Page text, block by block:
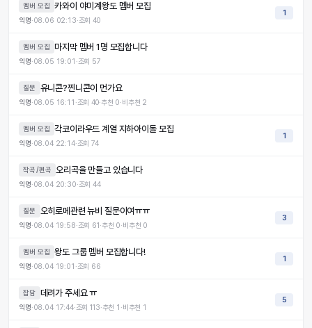
멤버 모집 카와이 야미계왕도 멤버 모집
익명·08.06 02:13·조회40
1
멤버 모집 마지막 멤버 1명 모집합니다
익명·08.05 19:01 ·조회 57
질문 유니콘?찐니콘이 먼가요
익명·08.05 16:11 ·조회40·추천 0·비추천 2
멤버 모집 각코이라우드 계열 지하아이돌 모집
익명·08.04 22:14·조회74
1
작곡/편곡 오리곡을 만들고 있습니다
익명·08.04 20:30·조회44
질문 오히로메관련 뉴비 질문이여ㅠㅠ
익명·08.04 19:58·조회 61·추천 0·비추천 0
3
멤버 모집 왕도 그룹 멤버 모집합니다!
익명·08.04 19:01 ·조회 66
1
잡담 데려가 주세요 ㅠ
익명·08.04 17:44·조회113·추천 1 ·비추천 1
5